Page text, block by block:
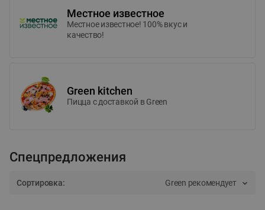
Местное известное
Местное известное! 100% вкус и
качество!
Green kitchen
Пицца c доставкой в Green
Спецпредложения
Сортировка: Green рекомендует